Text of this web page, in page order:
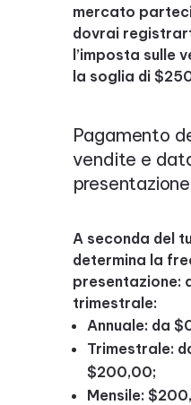
mercato
dovrai
l’imposta sulle
la soglia di
Pagamento
vendite e
presentazione
A seconda del
determina la
presentazione:
trimestrale:
Annuale: da
Trimestrale:
$200,00;
Mensile: